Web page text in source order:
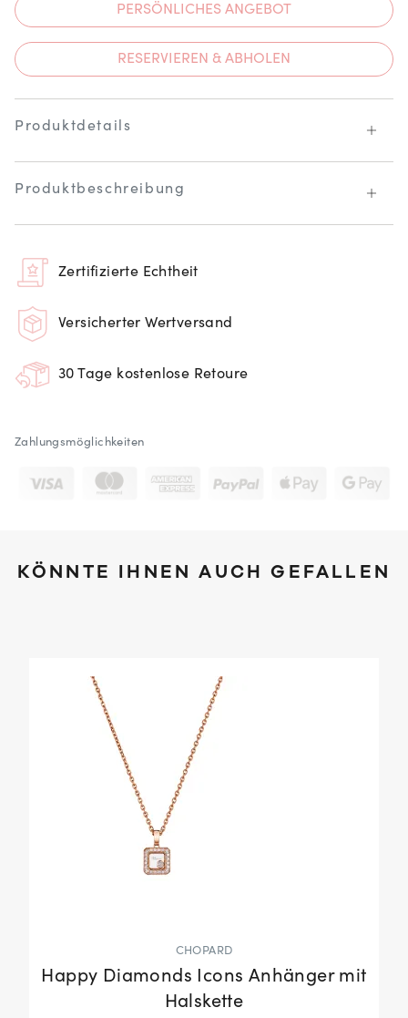
PERSÖNLICHES ANGEBOT
RESERVIEREN & ABHOLEN
Produktdetails
Produktbeschreibung
Zertifizierte Echtheit
Versicherter Wertversand
30 Tage kostenlose Retoure
Zahlungsmöglichkeiten
KÖNNTE IHNEN AUCH GEFALLEN
CHOPARD
Happy Diamonds Icons Anhänger mit
Halskette